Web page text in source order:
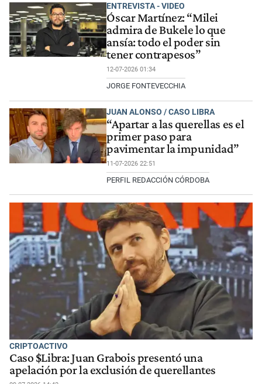
ENTREVISTA - VIDEO
Óscar Martínez: “Milei
admira de Bukele lo que
ansía: todo el poder sin
tener contrapesos”
12-07-2026 01:34
JORGE FONTEVECCHIA
JUAN ALONSO / CASO LIBRA
“Apartar a las querellas es el
primer paso para
pavimentar la impunidad”
11-07-2026 22:51
PERFIL REDACCIÓN CÓRDOBA
CRIPTOACTIVO
Caso $Libra: Juan Grabois presentó una
apelación por la exclusión de querellantes